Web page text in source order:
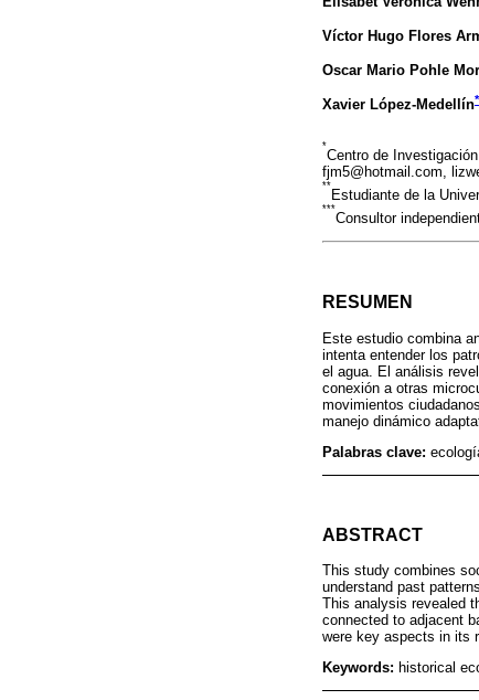
Víctor Hugo Flores
Oscar Mario Pohle
Xavier López-Medellín*
*
Centro de
fjm5@hotmail.com,
**
Estudiante de la
***
Consultor
RESUMEN
Este estudio combina
intenta entender los
el agua. El análisis
conexión a otras
movimientos
manejo dinámico
Palabras clave:
ABSTRACT
This study combines
understand past
This analysis revealed
connected to adjacent
were key aspects in its
Keywords: historical